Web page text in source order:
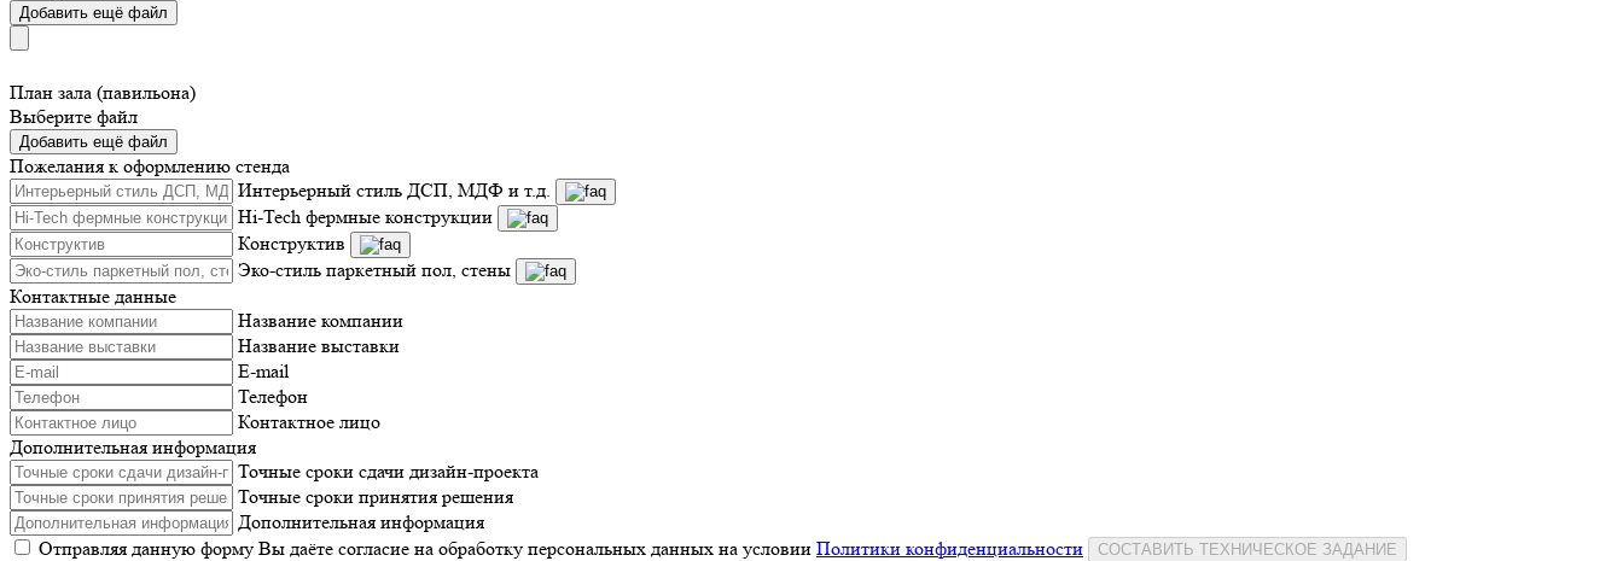
Добавить ещё файл
План зала (павильона)
Выберите файл
Добавить ещё файл
Пожелания к оформлению стенда
Интерьерный стиль ДСП, МДФ и т.д.
Hi-Tech фермные конструкции
Конструктив
Эко-стиль паркетный пол, стены
Контактные данные
Название компании
Название выставки
E-mail
Телефон
Контактное лицо
Дополнительная информация
Точные сроки сдачи дизайн-проекта
Точные сроки принятия решения
Дополнительная информация
Отправляя данную форму Вы даёте согласие на обработку персональных данных на условии Политики конфиденциальности СОСТАВИТЬ ТЕХНИЧЕСКОЕ ЗАДАНИЕ